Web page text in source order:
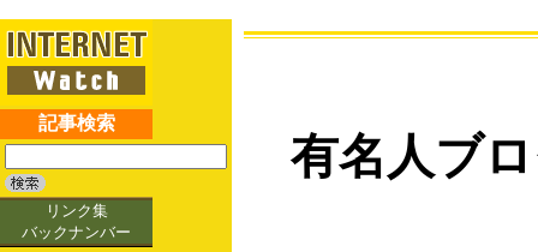
記事検索
リンク集
バックナンバー
有名人ブ